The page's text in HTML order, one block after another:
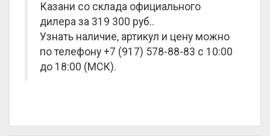
Казани со склада официального
дилера за 319 300 руб..
Узнать наличие, артикул и цену можно
по телефону +7 (917) 578-88-83 с 10:00
до 18:00 (МСК).